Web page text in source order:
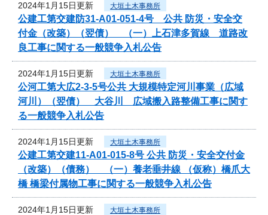
2024年1月15日更新 大垣土木事務所
公建工第交建防31-A01-051-4号 公共 防災・安全交
付金（改築）（翌債） （一）上石津多賀線 道路改
良工事に関する一般競争入札公告
2024年1月15日更新 大垣土木事務所
公河工第大広2-3-5号公共 大規模特定河川事業（広域
河川）（翌債） 大谷川 広域搬入路整備工事に関す
る一般競争入札公告
2024年1月15日更新 大垣土木事務所
公建工第交建11-A01-015-8号 公共 防災・安全交付金
（改築）（債務） （一）養老垂井線 （仮称）橋爪大
橋 橋梁付属物工事に関する一般競争入札公告
2024年1月15日更新 大垣土木事務所